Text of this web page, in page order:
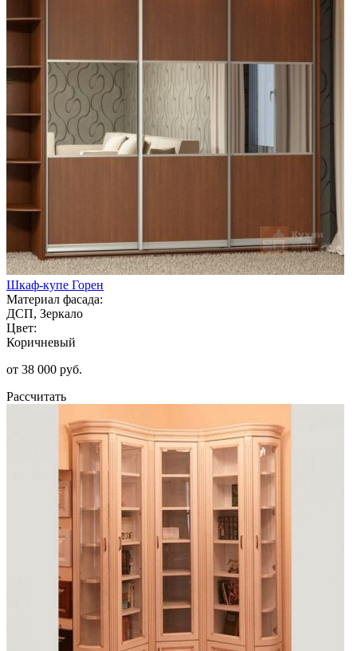
Шкаф-купе Горен
Материал фасада:
ДСП, Зеркало
Цвет:
Коричневый
от 38 000 руб.
Рассчитать